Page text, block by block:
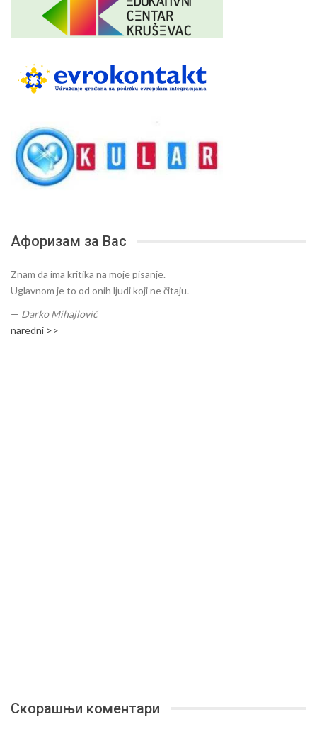
Афоризам за Вас
Znam da ima kritika na moje pisanje.
Uglavnom je to od onih ljudi koji ne čitaju.
— Darko Mihajlović
naredni >>
Скорашњи коментари